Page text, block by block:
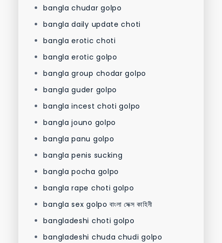
bangla chudar golpo
bangla daily update choti
bangla erotic choti
bangla erotic golpo
bangla group chodar golpo
bangla guder golpo
bangla incest choti golpo
bangla jouno golpo
bangla panu golpo
bangla penis sucking
bangla pocha golpo
bangla rape choti golpo
bangla sex golpo বাংলা সেক্স কাহিনী
bangladeshi choti golpo
bangladeshi chuda chudi golpo